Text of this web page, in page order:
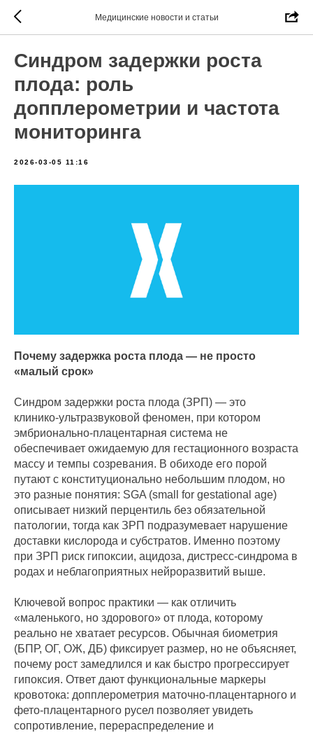
Медицинские новости и статьи
Синдром задержки роста
плода: роль
допплерометрии и частота
мониторинга
2026-03-05 11:16
Почему задержка роста плода — не просто
«малый срок»
Синдром задержки роста плода (ЗРП) — это
клинико‑ультразвуковой феномен, при котором
эмбрионально‑плацентарная система не
обеспечивает ожидаемую для гестационного возраста
массу и темпы созревания. В обиходе его порой
путают с конституционально небольшим плодом, но
это разные понятия: SGA (small for gestational age)
описывает низкий перцентиль без обязательной
патологии, тогда как ЗРП подразумевает нарушение
доставки кислорода и субстратов. Именно поэтому
при ЗРП риск гипоксии, ацидоза, дистресс‑синдрома в
родах и неблагоприятных нейроразвитий выше.
Ключевой вопрос практики — как отличить
«маленького, но здорового» от плода, которому
реально не хватает ресурсов. Обычная биометрия
(БПР, ОГ, ОЖ, ДБ) фиксирует размер, но не объясняет,
почему рост замедлился и как быстро прогрессирует
гипоксия. Ответ дают функциональные маркеры
кровотока: допплерометрия маточно‑плацентарного и
фето‑плацентарного русел позволяет увидеть
сопротивление, перераспределение и